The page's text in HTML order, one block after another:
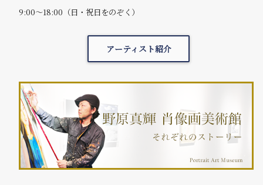
9:00～18:00（日・祝日をのぞく）
アーティスト紹介